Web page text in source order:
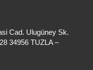
Cad. Ulugüney Sk.
34956 TUZLA –